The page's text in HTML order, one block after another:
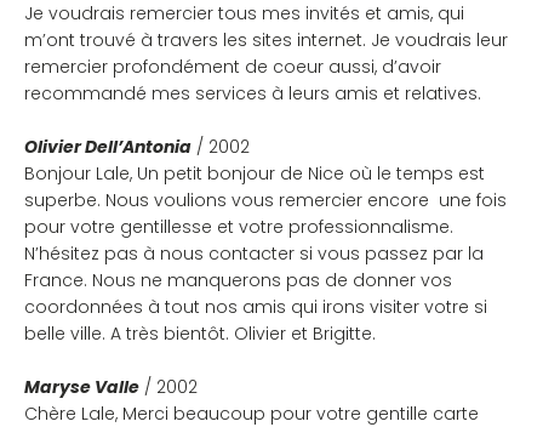
Je voudrais remercier tous mes invités et amis, qui
m’ont trouvé à travers les sites internet. Je voudrais leur
remercier profondément de coeur aussi, d’avoir
recommandé mes services à leurs amis et relatives.
Olivier Dell’Antonia / 2002
Bonjour Lale, Un petit bonjour de Nice où le temps est
superbe. Nous voulions vous remercier encore une fois
pour votre gentillesse et votre professionnalisme.
N’hésitez pas à nous contacter si vous passez par la
France. Nous ne manquerons pas de donner vos
coordonnées à tout nos amis qui irons visiter votre si
belle ville. A très bientôt. Olivier et Brigitte.
Maryse Valle / 2002
Chère Lale, Merci beaucoup pour votre gentille carte